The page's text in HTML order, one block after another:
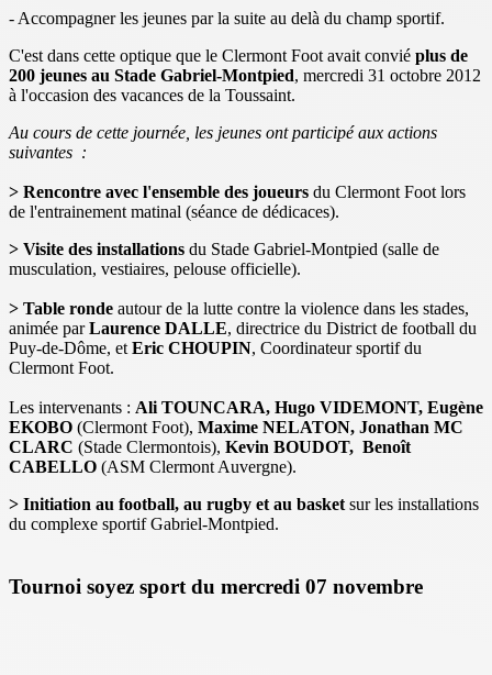
- Accompagner les jeunes par la suite au delà du champ sportif.
C'est dans cette optique que le Clermont Foot avait convié plus de
200 jeunes au Stade Gabriel-Montpied, mercredi 31 octobre 2012
à l'occasion des vacances de la Toussaint.
Au cours de cette journée, les jeunes ont participé aux actions
suivantes :
> Rencontre avec l'ensemble des joueurs du Clermont Foot lors
de l'entrainement matinal (séance de dédicaces).
> Visite des installations du Stade Gabriel-Montpied (salle de
musculation, vestiaires, pelouse officielle).
> Table ronde autour de la lutte contre la violence dans les stades,
animée parLaurence DALLE, directrice du District de football du
Puy-de-Dôme, et Eric CHOUPIN, Coordinateur sportif du
Clermont Foot.
Les intervenants : Ali TOUNCARA, Hugo VIDEMONT, Eugène
EKOBO (Clermont Foot), Maxime NELATON, Jonathan MC
CLARC (Stade Clermontois), Kevin BOUDOT, Benoît
CABELLO (ASM Clermont Auvergne).
> Initiation au football, au rugby et au basket sur les installations
du complexe sportif Gabriel-Montpied.
Tournoi soyez sport du mercredi 07 novembre